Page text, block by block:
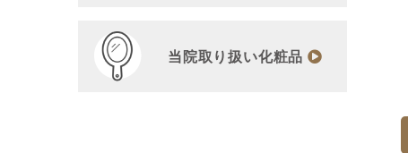
当院取り扱い化粧品